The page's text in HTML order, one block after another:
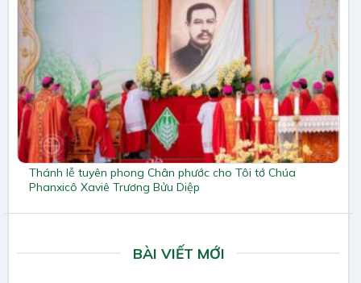
Thánh lễ tuyên phong Chân phước cho Tôi tớ Chúa
Phanxicô Xaviê Trương Bửu Diệp
BÀI VIẾT MỚI